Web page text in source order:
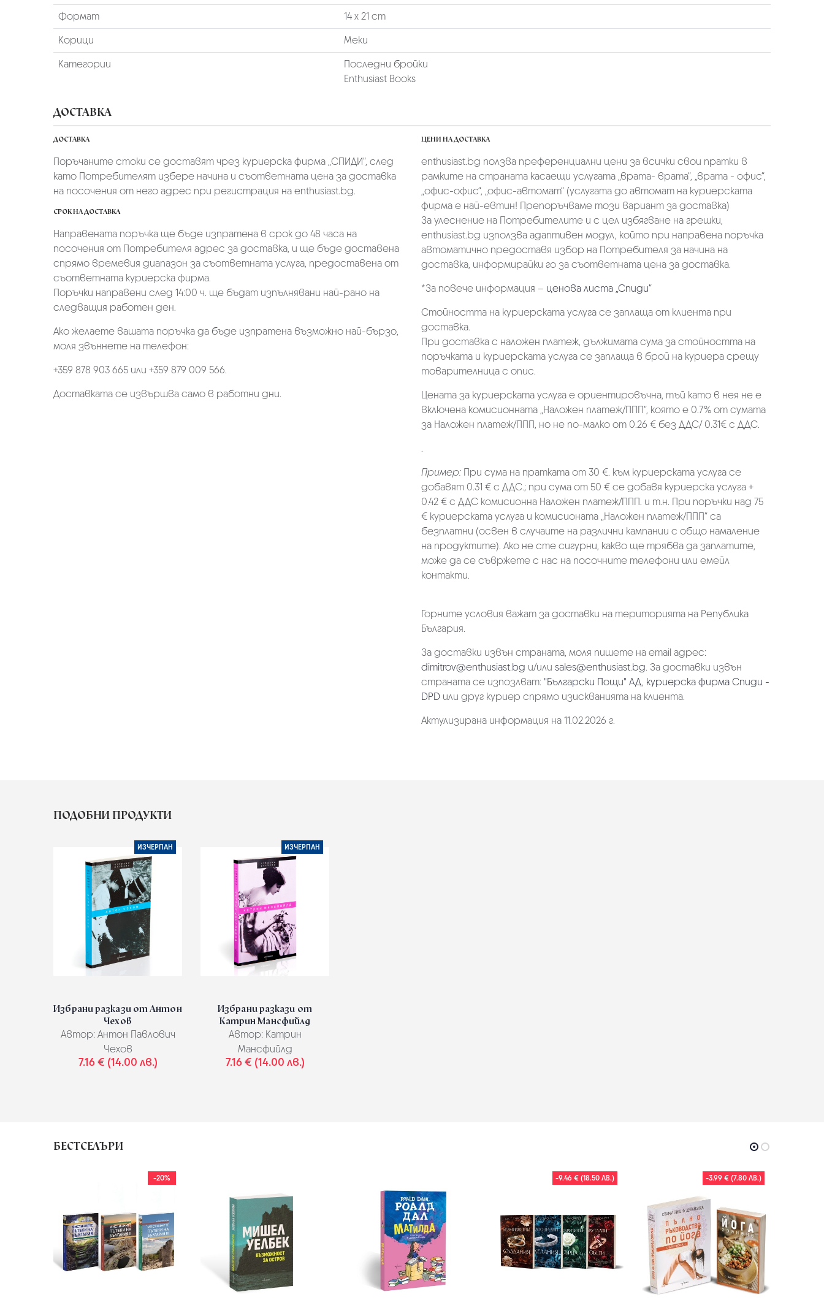
Формат
14 х 21 cm
Корици
Меки
Категории
Последни бройки
Enthusiast Books
ДОСТАВКА
ДОСТАВКА
Поръчаните стоки се доставят чрез куриерскa фирмa „СПИДИ“, след
като Потребителят избере начина и съответната цена за доставка
на посочения от него адрес при регистрация на enthusiast.bg.
СРОК НА ДОСТАВКА
Направената поръчка ще бъде изпратена в срок до 48 часа на
посочения от Потребителя адрес за доставка, и ще бъде доставена
спрямо времевия диапазон за съответната услуга, предоставена от
съответната куриерска фирма.
Поръчки направени след 14:00 ч. ще бъдат изпълнявани най-рано на
следващия работен ден.
Ако желаете вашата поръчка да бъде изпратена възможно най-бързо,
моля звъннете на телефон:
+359 878 903 665 или +359 879 009 566.
Доставката се извършва само в работни дни.
ЦЕНИ НА ДОСТАВКА
enthusiast.bg ползва преференциални цени за всички свои пратки в
рамките на страната касаещи услугата „врата- врата“, „врата - офис“,
„oфис-офис“, „офис-автомат“ (услугата до автомат на куриерската
фирма е най-евтин! Препоръчваме този вариант за доставка)
За улеснение на Потребителите и с цел избягване на грешки,
enthusiast.bg използва адаптивен модул, който при направена поръчка
автоматично предоставя избор на Потребителя за начина на
доставка, информирайки го за съответната цена за доставка.
*За повече информация – ценова листа „Спиди“
Стойността на куриерската услуга се заплаща от клиента при
доставка.
При доставка с наложен платеж, дължимата сума за стойността на
поръчката и куриерската услуга се заплаща в брой на куриера срещу
товарителница с опис.
Цената за куриерската услуга е ориентировъчна, тъй като в нея не е
включена комисионната „Наложен платеж/ППП“, която е 0.7% от сумата
за Наложен платеж/ППП, но не по-малко от 0.26 € без ДДС/ 0.31€ с ДДС.
.
Пример: При сума на пратката от 30 €. към куриерската услуга се
добавят 0.31 € с ДДС.; при сума от 50 € се добавя куриерска услуга +
0.42 € с ДДС комисионна Наложен платеж/ППП. и т.н. При поръчки над 75
€ куриерската услуга и комисионата „Наложен платеж/ППП“ са
безплатни (освен в случаите на различни кампании с общо намаление
на продуктите). Ако не сте сигурни, какво ще трябва да заплатите,
може да се съвржете с нас на посочните телефони или емейл
контакти.
Горните условия важат за доставки на територията на Република
България.
За доставки извън страната, моля пишете на email адрес:
dimitrov@enthusiast.bg и/или sales@enthusiast.bg. За доставки извън
страната се изпозлват: "Български Пощи" АД, куриерска фирма Спиди -
DPD или друг куриер спрямо изискванията на клиента.
Актулизирана информация на 11.02.2026 г.
ПОДОБНИ ПРОДУКТИ
ИЗЧЕРПАН
Избрани разкази от Антон
Чехов
Автор: Антон Павлович
Чехов
7.16 € (14.00 лв.)
ИЗЧЕРПАН
Избрани разкази от
Катрин Мансфийлд
Автор: Катрин
Мансфийлд
7.16 € (14.00 лв.)
БЕСТСЕЛЪРИ
-20% -9.46 € (18.50 ЛВ.) -3.99 € (7.80 ЛВ.)